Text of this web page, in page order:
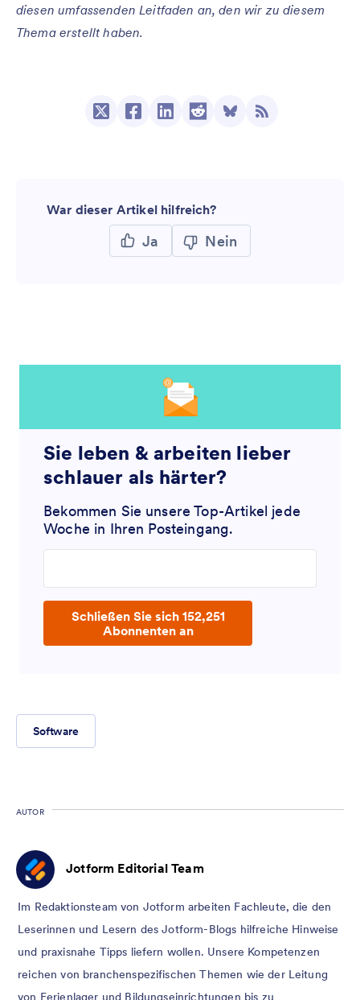
diesen umfassenden Leitfaden an, den wir zu diesem
Thema erstellt haben.
War dieser Artikel hilfreich?
Ja Nein
Sie leben & arbeiten lieber
schlauer als härter?
Bekommen Sie unsere Top-Artikel jede
Woche in Ihren Posteingang.
Schließen Sie sich 152,251
Abonnenten an
Software
AUTOR
Jotform Editorial Team
Im Redaktionsteam von Jotform arbeiten Fachleute, die den
Leserinnen und Lesern des Jotform-Blogs hilfreiche Hinweise
und praxisnahe Tipps liefern wollen. Unsere Kompetenzen
reichen von branchenspezifischen Themen wie der Leitung
von Ferienlager und Bildungseinrichtungen bis zu